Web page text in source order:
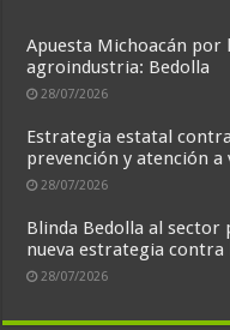
Apuesta Michoacán
agroindustria: Bedolla
28/07/2026
Estrategia estatal
prevención y atención a
28/07/2026
Blinda Bedolla al sector
nueva estrategia
28/07/2026